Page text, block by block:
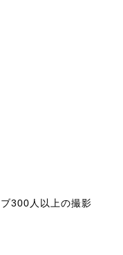
300人以上の撮影